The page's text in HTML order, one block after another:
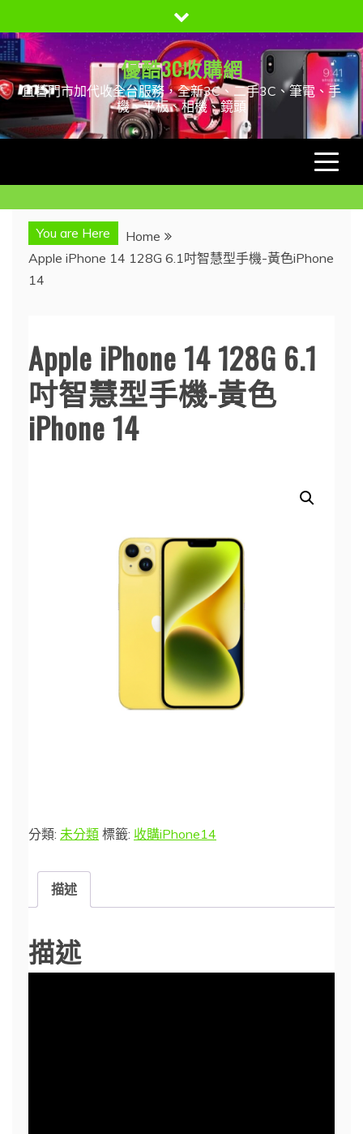
to
content
優酷3C收購網
直營門市加代收全台服務，全新3C、二手3C、筆電、手
機、平板、相機、鏡頭
You are Here
Home
Apple iPhone 14 128G 6.1吋智慧型手機-黃色iPhone
14
Apple iPhone 14 128G 6.1
吋智慧型手機-黃色
iPhone 14
分類: 未分類 標籤: 收購iPhone14
描述
描述